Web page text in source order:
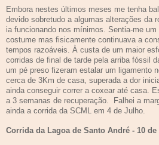
Embora nestes últimos meses me tenha
devido sobretudo a algumas alterações da
ia funcionando nos mínimos. Sentia-me
costume mas fisicamente continuava a
tempos razoáveis. À custa de um maior
corridas de final de tarde pela arriba fóssil
um pé preso fizeram estalar um ligamento
cerca de 3Km de casa, superada a dor
ainda conseguir correr a coxear até casa.
a 3 semanas de recuperação. Falhei a
ainda a corrida da SCML em 4 de Julho.
Corrida da Lagoa de Santo André - 10